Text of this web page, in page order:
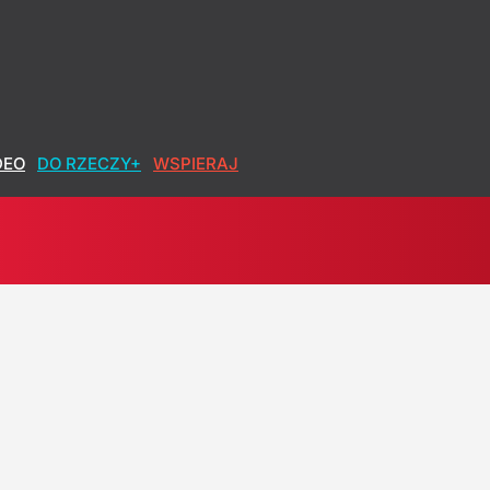
DO RZECZY+ WSPIERAJ
Lisicki: Sypie się opowieść o pandemii